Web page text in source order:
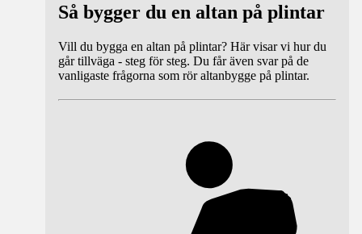
Så bygger du en altan på plintar
Vill du bygga en altan på plintar? Här visar vi hur du
går tillväga - steg för steg. Du får även svar på de
vanligaste frågorna som rör altanbygge på plintar.